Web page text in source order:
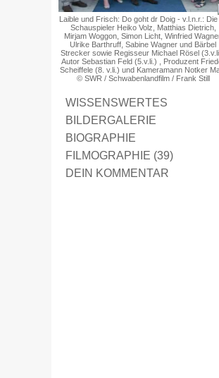
Laible und Frisch: Do goht dr Doig - v.l.n.r.: Die
Schauspieler Heiko Volz, Matthias Dietrich,
Mirjam Woggon, Simon Licht, Winfried
Ulrike Barthruff, Sabine Wagner und Bärbel
Strecker sowie Regisseur Michael Rösel
Autor Sebastian Feld (5.v.li.) , Produzent
Scheiffele (8. v.li.) und Kameramann Notker
© SWR / Schwabenlandfilm / Frank Still
WISSENSWERTES
BILDERGALERIE
BIOGRAPHIE
FILMOGRAPHIE (39)
DEIN KOMMENTAR